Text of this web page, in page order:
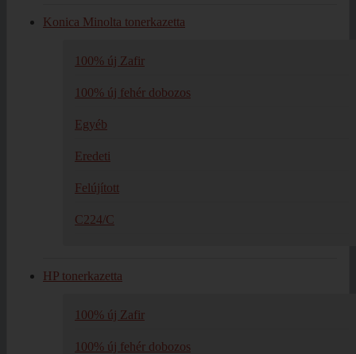
Konica Minolta tonerkazetta
100% új Zafir
100% új fehér dobozos
Egyéb
Eredeti
Felújított
C224/C
HP tonerkazetta
100% új Zafir
100% új fehér dobozos